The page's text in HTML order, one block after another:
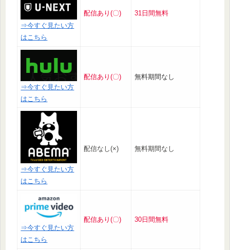
⇒今すぐ見たい方
はこちら
配信あり(〇) 31日間無料
⇒今すぐ見たい方
はこちら
配信あり(〇) 無料期間なし
⇒今すぐ見たい方
はこちら
配信なし(×) 無料期間なし
⇒今すぐ見たい方
はこちら
配信あり(〇) 30日間無料